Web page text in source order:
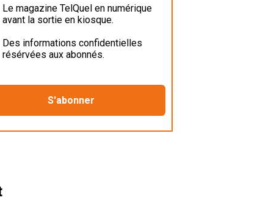
Le magazine TelQuel en numérique
avant la sortie en kiosque.
Des informations confidentielles
résérvées aux abonnés.